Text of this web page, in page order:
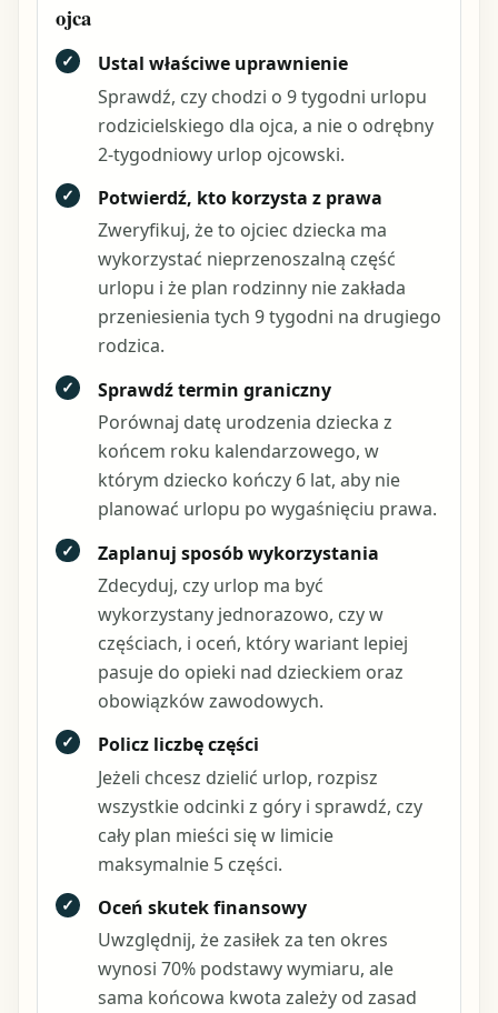
ojca
✓
Ustal właściwe uprawnienie
Sprawdź, czy chodzi o 9 tygodni urlopu
rodzicielskiego dla ojca, a nie o odrębny
2-tygodniowy urlop ojcowski.
✓
Potwierdź, kto korzysta z prawa
Zweryfikuj, że to ojciec dziecka ma
wykorzystać nieprzenoszalną część
urlopu i że plan rodzinny nie zakłada
przeniesienia tych 9 tygodni na drugiego
rodzica.
✓
Sprawdź termin graniczny
Porównaj datę urodzenia dziecka z
końcem roku kalendarzowego, w
którym dziecko kończy 6 lat, aby nie
planować urlopu po wygaśnięciu prawa.
✓
Zaplanuj sposób wykorzystania
Zdecyduj, czy urlop ma być
wykorzystany jednorazowo, czy w
częściach, i oceń, który wariant lepiej
pasuje do opieki nad dzieckiem oraz
obowiązków zawodowych.
✓
Policz liczbę części
Jeżeli chcesz dzielić urlop, rozpisz
wszystkie odcinki z góry i sprawdź, czy
cały plan mieści się w limicie
maksymalnie 5 części.
✓
Oceń skutek finansowy
Uwzględnij, że zasiłek za ten okres
wynosi 70% podstawy wymiaru, ale
sama końcowa kwota zależy od zasad